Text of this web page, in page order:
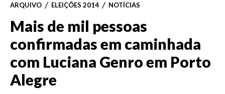
ARQUIVO ELEIÇÕES 2014 NOTÍCIAS
Mais de mil pessoas
confirmadas em caminhada
com Luciana Genro em Porto
Alegre